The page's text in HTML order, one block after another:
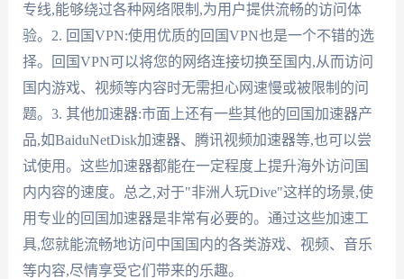
专线,能够绕过各种网络限制,为用户提供流畅的访问体
验。2. 回国VPN:使用优质的回国VPN也是一个不错的选
择。回国VPN可以将您的网络连接切换至国内,从而访问
国内游戏、视频等内容时无需担心网速慢或被限制的问
题。3. 其他加速器:市面上还有一些其他的回国加速器产
品,如BaiduNetDisk加速器、腾讯视频加速器等,也可以尝
试使用。这些加速器都能在一定程度上提升海外访问国
内内容的速度。总之,对于"非洲人玩Dive"这样的场景,使
用专业的回国加速器是非常有必要的。通过这些加速工
具,您就能流畅地访问中国国内的各类游戏、视频、音乐
等内容,尽情享受它们带来的乐趣。